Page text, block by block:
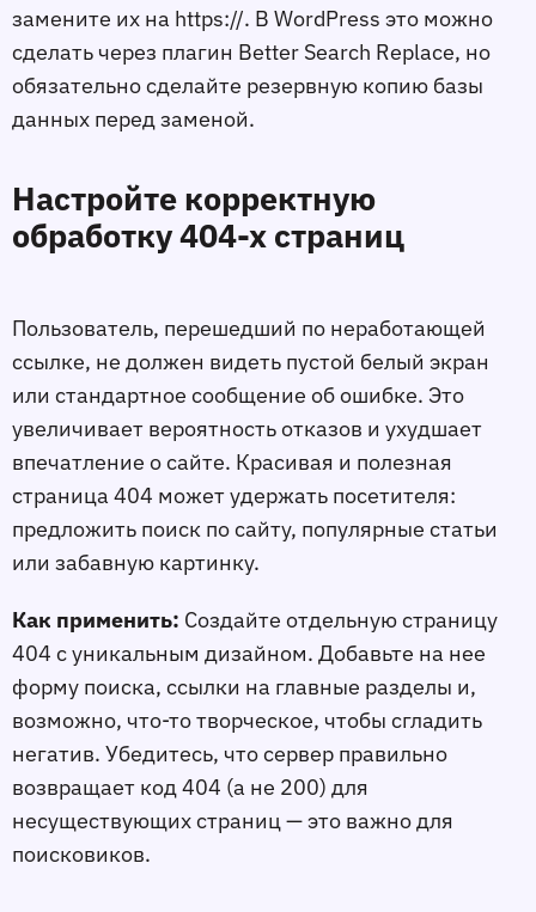
замените их на https://. В WordPress это можно
сделать через плагин Better Search Replace, но
обязательно сделайте резервную копию базы
данных перед заменой.
Настройте корректную
обработку 404-х страниц
Пользователь, перешедший по неработающей
ссылке, не должен видеть пустой белый экран
или стандартное сообщение об ошибке. Это
увеличивает вероятность отказов и ухудшает
впечатление о сайте. Красивая и полезная
страница 404 может удержать посетителя:
предложить поиск по сайту, популярные статьи
или забавную картинку.
Как применить: Создайте отдельную страницу
404 с уникальным дизайном. Добавьте на неe
форму поиска, ссылки на главные разделы и,
возможно, что-то творческое, чтобы сгладить
негатив. Убедитесь, что сервер правильно
возвращает код 404 (а не 200) для
несуществующих страниц — это важно для
поисковиков.